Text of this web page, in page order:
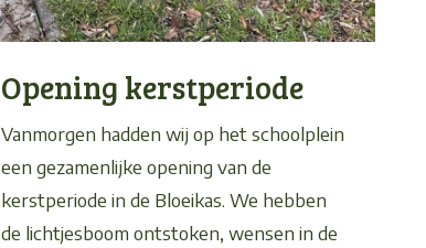
Opening kerstperiode
Vanmorgen hadden wij op het schoolplein
een gezamenlijke opening van de
kerstperiode in de Bloeikas. We hebben
de lichtjesboom ontstoken, wensen in de